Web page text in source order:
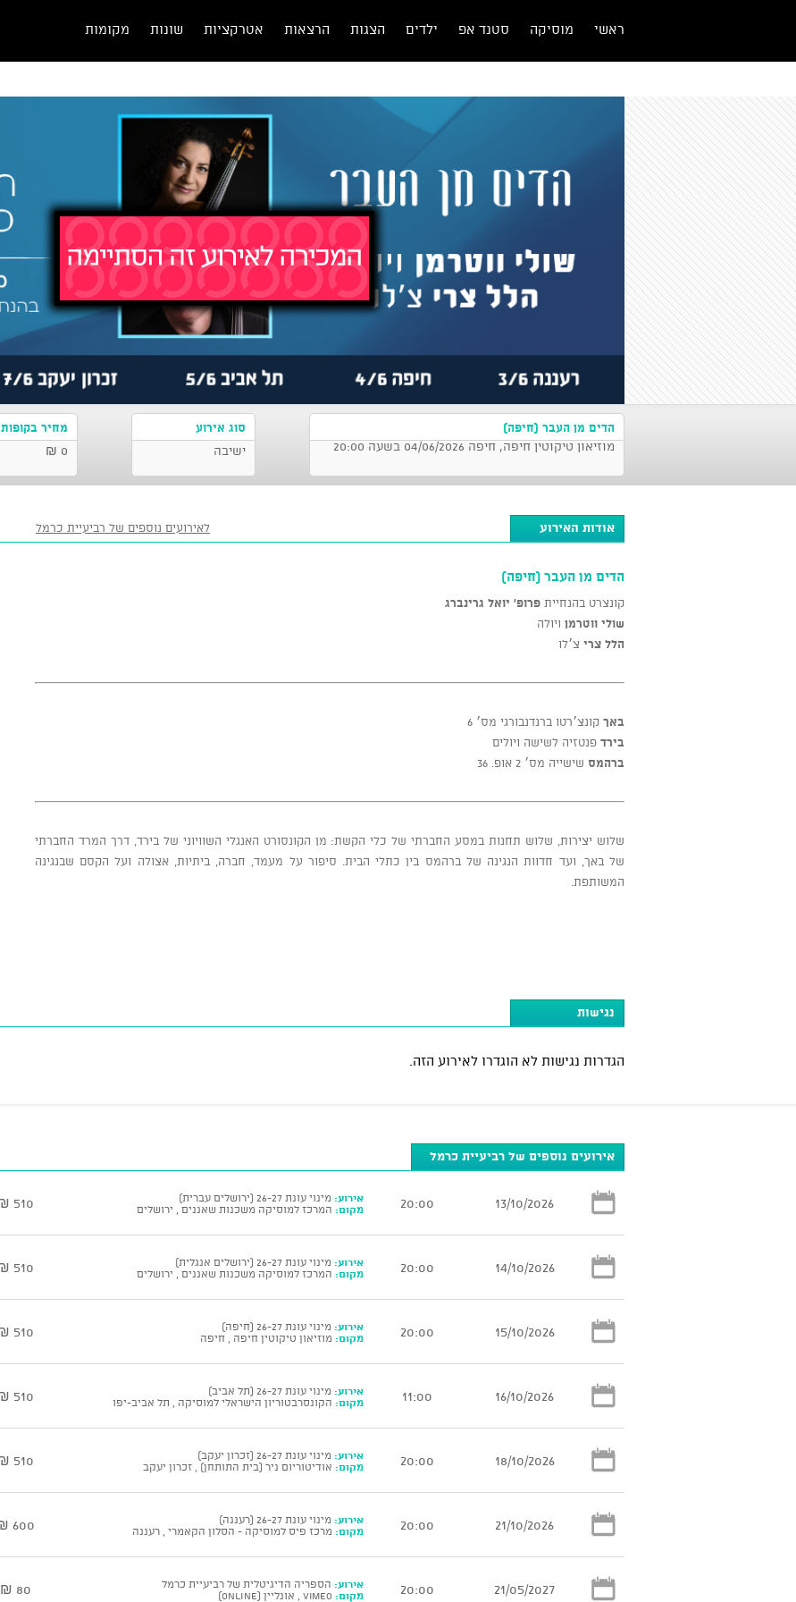
ראשי מוסיקה סטנד אפ ילדים הצגות הרצאות אטרקציות שונות מקומות
הדים מן העבר (חיפה)
מוזיאון טיקוטין חיפה, חיפה 04/06/2026 בשעה 20:00
סוג אירוע
ישיבה
מחיר בקופות
0 ₪
אודות האירוע לאירועים נוספים של רביעיית כרמל
הדים מן העבר (חיפה)
קונצרט בהנחיית פרופ' יואל גרינברג
שולי ווטרמן ויולה
הלל צרי צ׳לו
באך קונצ׳רטו ברנדנבורגי מס׳ 6
בירד פנטזיה לשישה ויולים
ברהמס שישייה מס׳ 2 אופ. 36
שלוש יצירות, שלוש תחנות במסע החברתי של כלי הקשת: מן הקונסורט האנגלי השוויוני של בירד, דרך המרד החברתי
של באך, ועד חדוות הנגינה של ברהמס בין כתלי הבית. סיפור על מעמד, חברה, ביתיות, אצולה ועל הקסם שבנגינה
המשותפת.
נגישות
הגדרות נגישות לא הוגדרו לאירוע הזה.
אירועים נוספים של רביעיית כרמל
13/10/2026
20:00 אירוע: מינוי עונת 26-27 (ירושלים עברית)
מקום: המרכז למוסיקה משכנות שאננים , ירושלים 510 ₪
14/10/2026
20:00 אירוע: מינוי עונת 26-27 (ירושלים אנגלית)
מקום: המרכז למוסיקה משכנות שאננים , ירושלים 510 ₪
15/10/2026
20:00 אירוע: מינוי עונת 26-27 (חיפה)
מקום: מוזיאון טיקוטין חיפה , חיפה 510 ₪
16/10/2026
11:00 אירוע: מינוי עונת 26-27 (תל אביב)
מקום: הקונסרבטוריון הישראלי למוסיקה , תל אביב-יפו 510 ₪
18/10/2026
20:00 אירוע: מינוי עונת 26-27 (זכרון יעקב)
מקום: אודיטוריום ניר (בית התותחן) , זכרון יעקב 510 ₪
21/10/2026
20:00 אירוע: מינוי עונת 26-27 (רעננה)
מקום: מרכז פיס למוסיקה - הסלון הקאמרי , רעננה 600 ₪
21/05/2027
20:00 אירוע: הספריה הדיגיטלית של רביעיית כרמל
מקום:
80 ₪